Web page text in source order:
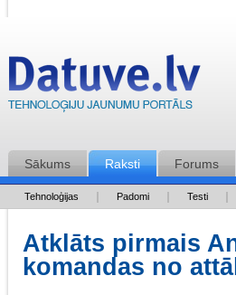
Sākums Raksti Forums
Tehnoloģijas Padomi Testi
Atklāts pirmais
komandas no